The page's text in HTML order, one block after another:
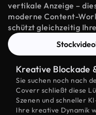
vertikale Anzeige –
moderne Content-
schützt gleichzeitig
Kreative Blockade
Sie suchen noch nach
Coverr schließt diese
Szenen und schneller
Ihre kreative Dynamik